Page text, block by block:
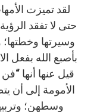
لقد تميزت
حتى لا تفقد
وسيرتها وخطتها؛
بأصبع الله بفعل
قيل عنها أنها
الأمومة إلى أن
وسطهن؛